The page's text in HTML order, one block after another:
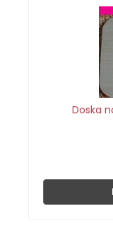
Doska